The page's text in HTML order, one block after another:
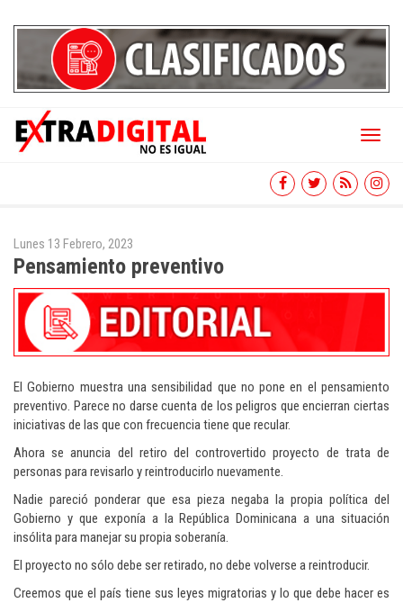
Toggle
Lunes 13 Febrero, 2023
Pensamiento preventivo
El Gobierno muestra una sensibilidad que no pone en el pensamiento
preventivo. Parece no darse cuenta de los peligros que encierran ciertas
iniciativas de las que con frecuencia tiene que recular.
Ahora se anuncia del retiro del controvertido proyecto de trata de
personas para revisarlo y reintroducirlo nuevamente.
Nadie pareció ponderar que esa pieza negaba la propia política del
Gobierno y que exponía a la República Dominicana a una situación
insólita para manejar su propia soberanía.
El proyecto no sólo debe ser retirado, no debe volverse a reintroducir.
Creemos que el país tiene sus leyes migratorias y lo que debe hacer es